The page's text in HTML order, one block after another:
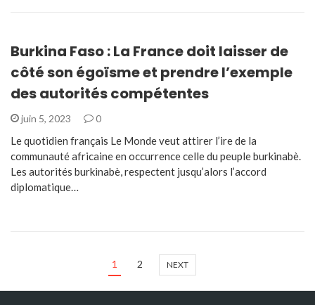
Burkina Faso : La France doit laisser de
côté son égoïsme et prendre l’exemple
des autorités compétentes
juin 5, 2023 0
Le quotidien français Le Monde veut attirer l’ire de la
communauté africaine en occurrence celle du peuple burkinabè.
Les autorités burkinabè, respectent jusqu’alors l’accord
diplomatique…
1 2 NEXT